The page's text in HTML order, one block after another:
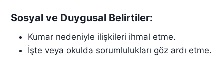
Sosyal ve Duygusal Belirtiler:
Kumar nedeniyle ilişkileri ihmal etme.
İşte veya okulda sorumlulukları göz ardı etme.